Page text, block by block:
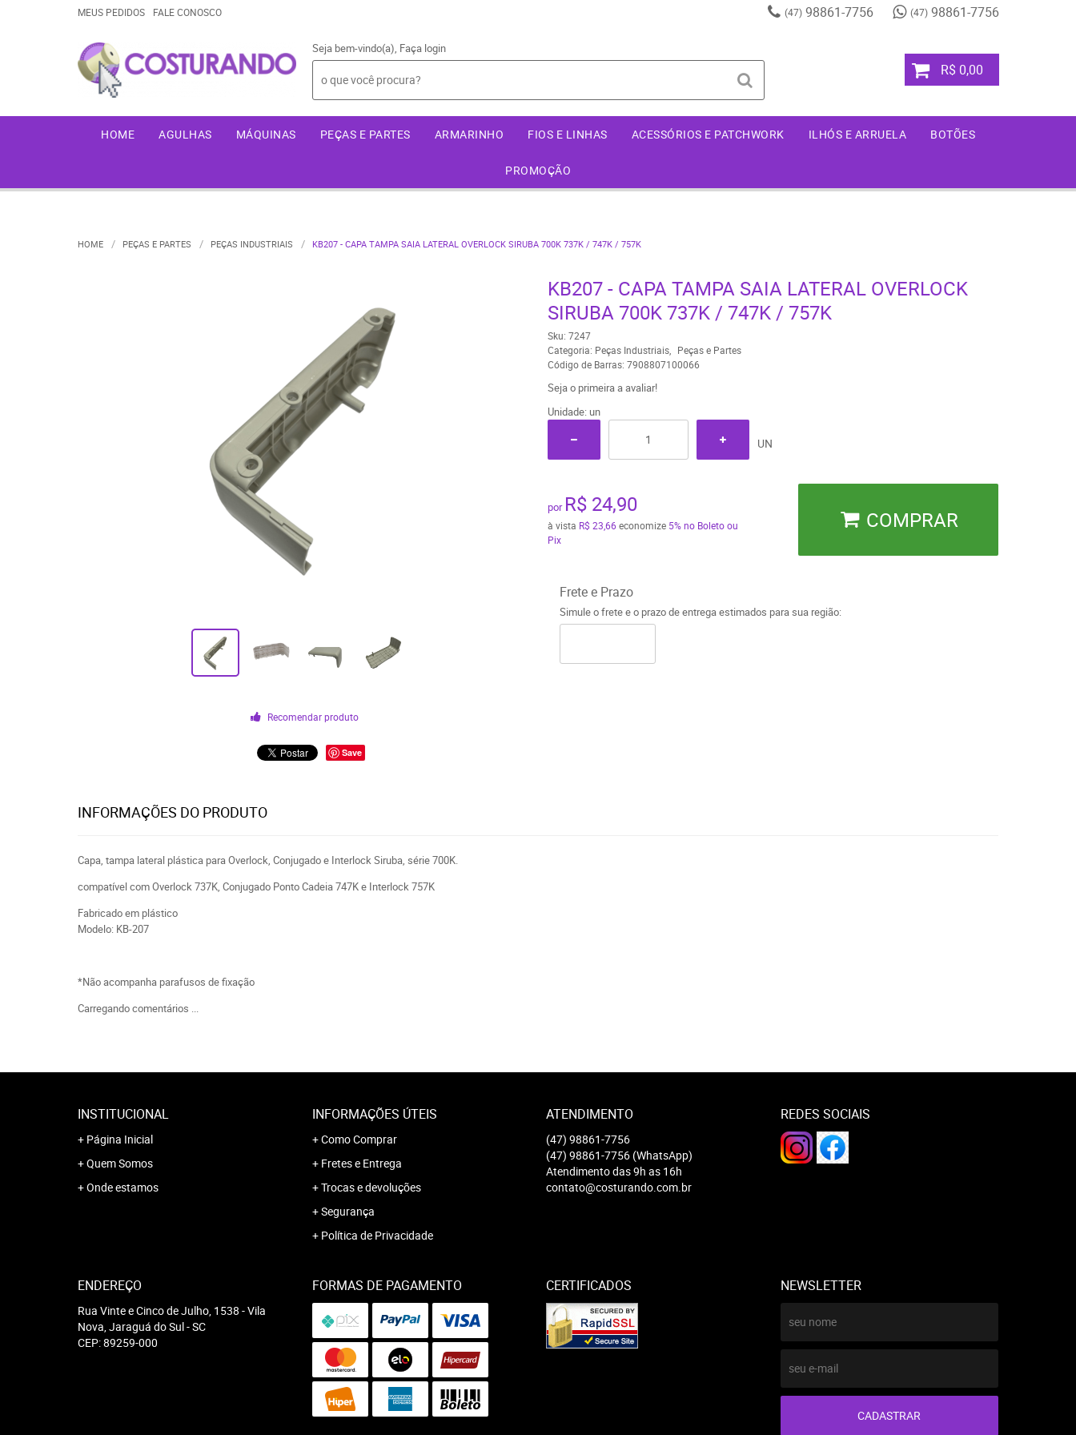
MEUS PEDIDOS FALE CONOSCO (47)98861-7756 (47)98861-7756
Seja bem-vindo(a), Faça login
R$ 0,00
HOME AGULHAS MÁQUINAS PEÇAS E PARTES ARMARINHO FIOS E LINHAS ACESSÓRIOS E PATCHWORK ILHÓS E ARRUELA BOTÕES
PROMOÇÃO
HOME PEÇAS E PARTES PEÇAS INDUSTRIAIS KB207 - CAPA TAMPA SAIA LATERAL OVERLOCK SIRUBA 700K 737K / 747K / 757K
Recomendar produto
Save
KB207 - CAPA TAMPA SAIA LATERAL OVERLOCK
SIRUBA 700K 737K / 747K / 757K
Sku: 7247
Categoria: Peças Industriais
Peças e Partes
Código de Barras: 7908807100066
Seja o primeira a avaliar!
Unidade: un
UN
por R$ 24,90
à vista R$ 23,66 economize 5% no Boleto ou
Pix
COMPRAR
Frete e Prazo
Simule o frete e o prazo de entrega estimados para sua região:
INFORMAÇÕES DO PRODUTO
Capa, tampa lateral plástica para Overlock, Conjugado e Interlock Siruba, série 700K.
compatível com Overlock 737K, Conjugado Ponto Cadeia 747K e Interlock 757K
Fabricado em plástico
Modelo: KB-207
*Não acompanha parafusos de fixação
Carregando comentários ...
INSTITUCIONAL
Página Inicial
Quem Somos
Onde estamos
INFORMAÇÕES ÚTEIS
Como Comprar
Fretes e Entrega
Trocas e devoluções
Segurança
Política de Privacidade
ATENDIMENTO
(47) 98861-7756
(47) 98861-7756 (WhatsApp)
Atendimento das 9h as 16h
contato@costurando.com.br
REDES SOCIAIS
ENDEREÇO
Rua Vinte e Cinco de Julho, 1538 -Vila
Nova, Jaraguá do Sul-SC
CEP: 89259-000
FORMAS DE PAGAMENTO CERTIFICADOS NEWSLETTER
CADASTRAR